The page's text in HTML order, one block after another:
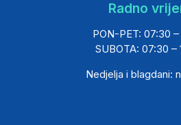
Radno
PON-PET: 07:30 –
SUBOTA: 07:30 –
Nedjelja i blagdani: